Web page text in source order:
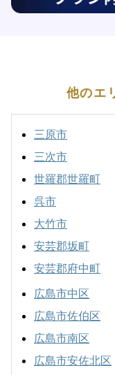
他のエ
三原市
三次市
世羅郡世羅町
呉市
大竹市
安芸郡坂町
安芸郡府中町
広島市中区
広島市佐伯区
広島市南区
広島市安佐北区